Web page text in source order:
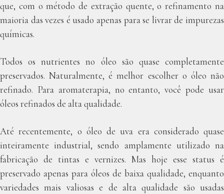
que, com o método de extração quente, o refinamento na
maioria das vezes é usado apenas para se livrar de impurezas
químicas.
Todos os nutrientes no óleo são quase completamente
preservados. Naturalmente, é melhor escolher o óleo não
refinado. Para aromaterapia, no entanto, você pode usar
óleos refinados de alta qualidade.
Até recentemente, o óleo de uva era considerado quase
inteiramente industrial, sendo amplamente utilizado na
fabricação de tintas e vernizes. Mas hoje esse status é
preservado apenas para óleos de baixa qualidade, enquanto
variedades mais valiosas e de alta qualidade são usadas